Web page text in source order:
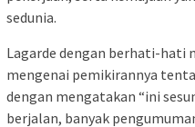
sedunia.
Lagarde dengan berhati-hati
mengenai pemikirannya
dengan mengatakan “ini
berjalan, banyak